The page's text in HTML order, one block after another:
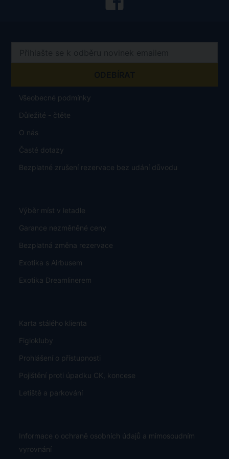
Všeobecné podmínky
Důležité - čtěte
O nás
Časté dotazy
Bezplatné zrušení rezervace bez udání důvodu
Výběr míst v letadle
Garance nezměněné ceny
Bezplatná změna rezervace
Exotika s Airbusem
Exotika Dreamlinerem
Karta stálého klienta
Figlokluby
Prohlášení o přístupnosti
Pojištění proti úpadku CK, koncese
Letiště a parkování
Informace o ochraně osobních údajů a mimosoudním
vyrovnání